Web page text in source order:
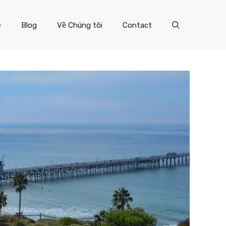
Blog Về Chúng tôi Contact